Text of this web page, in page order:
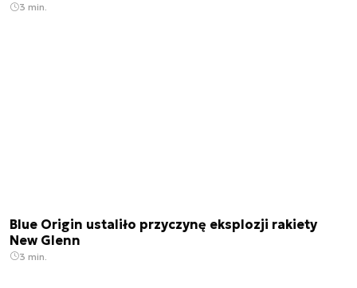
3 min.
Blue Origin ustaliło przyczynę eksplozji rakiety
New Glenn
3 min.